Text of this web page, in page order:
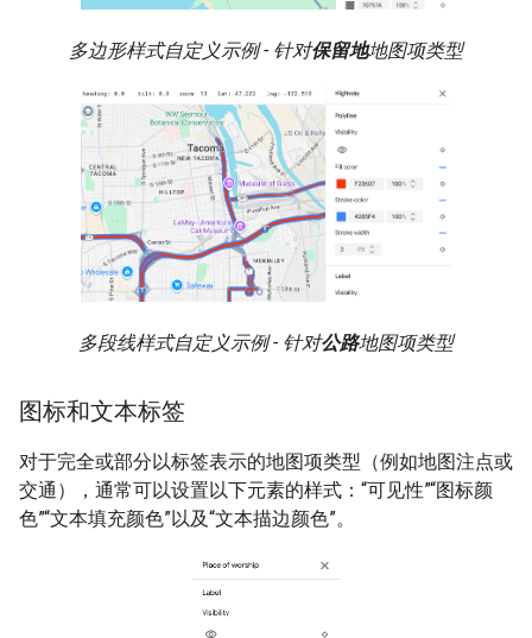
多边形样式自定义示例 - 针对保留地地图项类型
多段线样式自定义示例 - 针对公路地图项类型
图标和文本标签
对于完全或部分以标签表示的地图项类型（例如地图注点或
交通），通常可以设置以下元素的样式：“可见性”“图标颜
色”“文本填充颜色”以及“文本描边颜色”。